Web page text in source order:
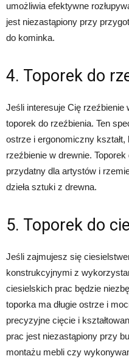
umożliwia efektywne
jest niezastąpiony przy
do kominka.
4. Toporek do
Jeśli interesuje Cię
toporek do rzeźbienia. Ten
ostrze i ergonomiczny
rzeźbienie w drewnie.
przydatny dla artystów i
dzieła sztuki z drewna.
5. Toporek do
Jeśli zajmujesz się
konstrukcyjnymi z
ciesielskich prac będzie
toporka ma długie ostrze i
precyzyjne cięcie i
prac jest niezastąpiony przy
montażu mebli czy